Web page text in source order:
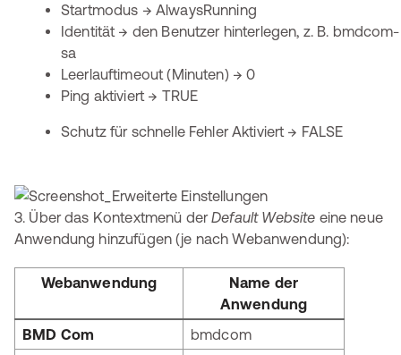
Startmodus → AlwaysRunning
Identität → den Benutzer hinterlegen, z. B. bmdcom-
sa
Leerlauftimeout (Minuten) → 0
Ping aktiviert → TRUE
Schutz für schnelle Fehler Aktiviert → FALSE
3. Über das Kontextmenü derDefault Website eine neue
Anwendung hinzufügen (je nach Webanwendung):
Webanwendung
Name der
Anwendung
BMD Com
bmdcom